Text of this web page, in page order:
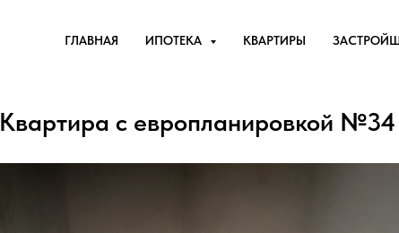
ГЛАВНАЯ ИПОТЕКА КВАРТИРЫ
Квартира с европланировкой